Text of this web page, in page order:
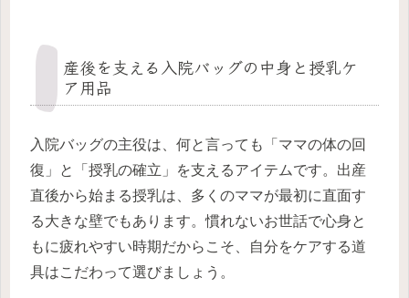
産後を支える入院バッグの中身と授乳ケ
ア用品
入院バッグの主役は、何と言っても「ママの体の回
復」と「授乳の確立」を支えるアイテムです。出産
直後から始まる授乳は、多くのママが最初に直面す
る大きな壁でもあります。慣れないお世話で心身と
もに疲れやすい時期だからこそ、自分をケアする道
具はこだわって選びましょう。